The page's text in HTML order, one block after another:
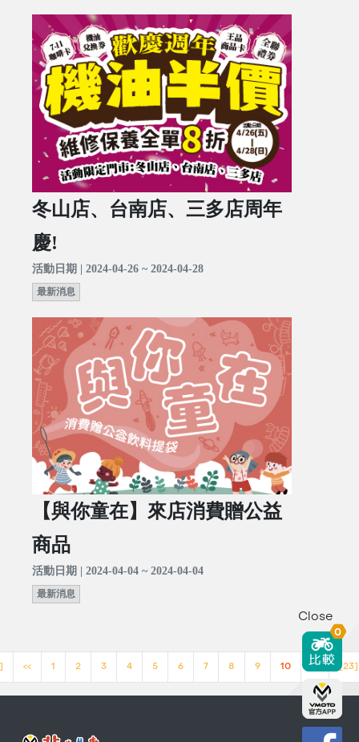
冬山店、台南店、三多店周年
慶!
活動日期 | 2024-04-26 ~ 2024-04-28
最新消息
【與你童在】來店消費贈公益
商品
活動日期 | 2024-04-04 ~ 2024-04-04
最新消息
<< 1 2 3 4 5 6 7 8 9 10 >> [23]
Close
0